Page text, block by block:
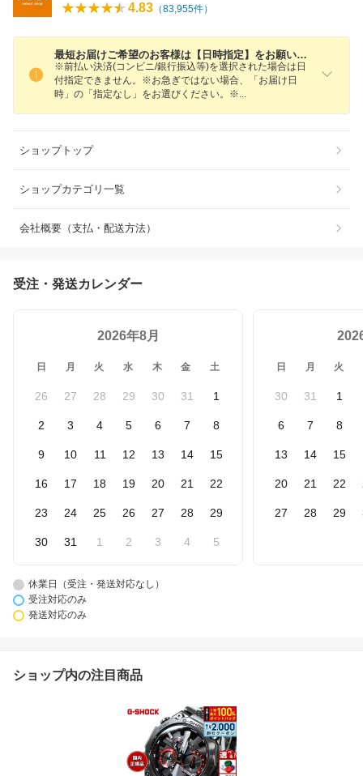
4.83 （83,955件）
最短お届けご希望のお客様は【日時指定】をお願いします
※前払い決済(コンビニ/銀行振込等)を選択された場合は日
付指定できません。※お急ぎではない場合、「お届け日
時」の「指定なし」をお選びください。 ※
ショップトップ
ショップカテゴリ一覧
会社概要（支払・配送方法）
受注・発送カレンダー
2026年8月
日 月 火 水 木 金 土
26 27 28 29 30 31 1
2 3 4 5 6 7 8
9 10 11 12 13 14 15
16 17 18 19 20 21 22
23 24 25 26 27 28 29
30 31 1 2 3 4 5
日 月 火
30 31 1
6 7 8
13 14 15
20 21 22
27 28 29
休業日（受注・発送対応なし）
受注対応のみ
発送対応のみ
ショップ内の注目商品